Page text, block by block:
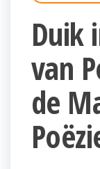
Duik
van
de